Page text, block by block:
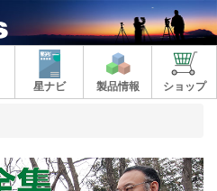
星ナビ 製品情報 ショップ